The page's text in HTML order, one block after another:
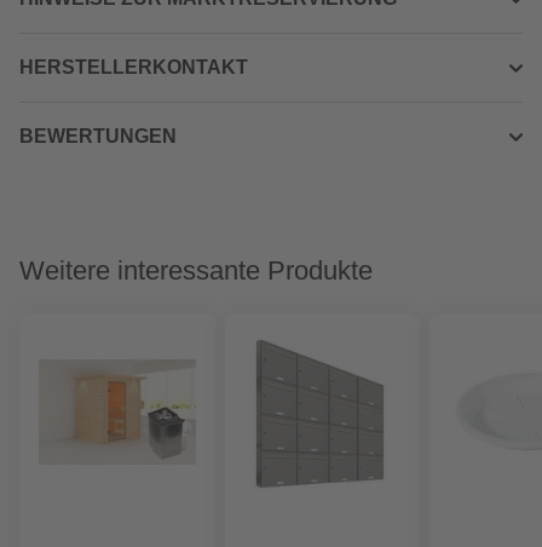
HERSTELLERKONTAKT
BEWERTUNGEN
Weitere interessante Produkte